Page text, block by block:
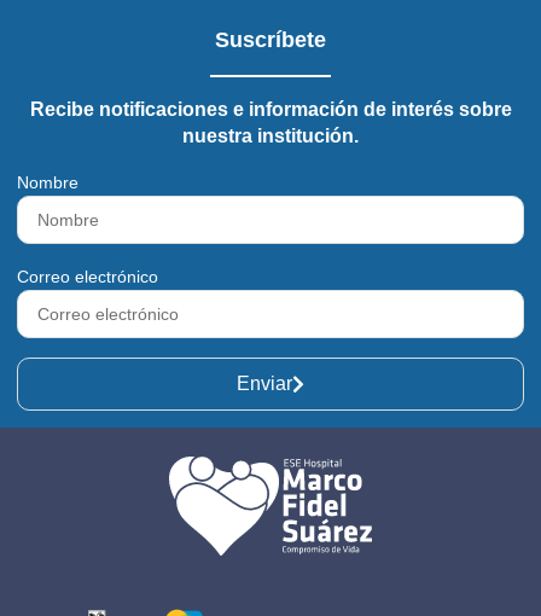
Suscríbete
Recibe notificaciones e información de interés sobre
nuestra institución.
Nombre
Correo electrónico
Enviar